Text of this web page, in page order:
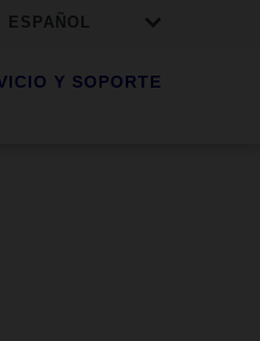
ESPAÑOL
Y SOPORTE